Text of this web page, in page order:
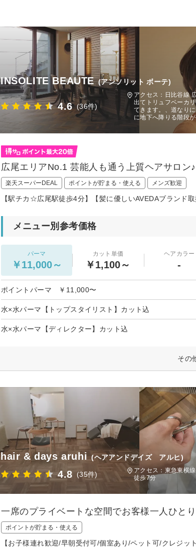
INSOLITE BEAUTE (アンソリット ボーテ)
4.6 (36件)
アクセス：日比谷線
出てトリュフベーカ
てきます。、道なり
に地下へ降りる階段
広尾エリアNo.1 芸能人も通う上質ヘアサロン
楽天スーパーDEAL ポイントが貯まる・使える メンズ歓迎
【駅チカ☆広尾駅徒歩4分】【髪に優しいAVEDAブランド
メニュー別参考価格
パーマ
￥11,000～
カット単価
￥1,100～
ヘアカラー
-
ポイントパーマ ￥11,000〜
水×水パーマ【トップスタイリスト】カット込
水×水パーマ【ディレクター】カット込
その
hair & days aruhi (ヘアアンドデイズ アルヒ)
4.8 (35件)
アクセス：東急東横
徒歩7分
一席のプライベートな空間でお客様一人ひと
ポイントが貯まる・使える
【お子様連れ歓迎/早朝受付可/個室あり/ペット可/クレジ